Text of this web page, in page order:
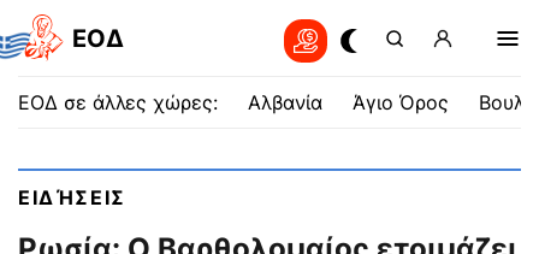
EOΔ
ΕΟΔ σε άλλες χώρες: Αλβανία Άγιο Όρος
ΕΙΔΉΣΕΙΣ